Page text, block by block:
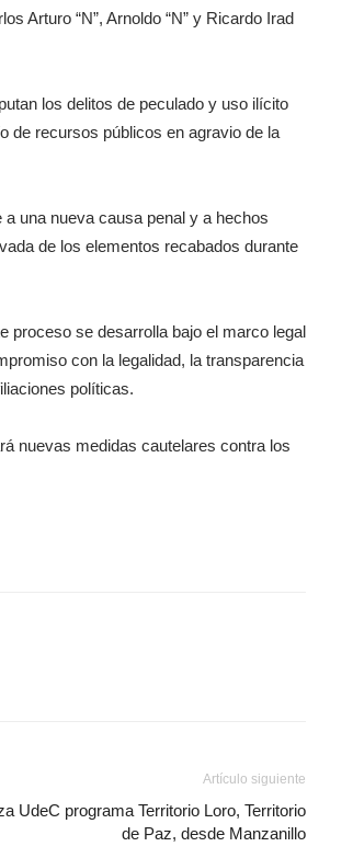
Arturo “N”, Arnoldo “N” y Ricardo Irad
los delitos de peculado y uso ilícito
de recursos públicos en agravio de la
una nueva causa penal y a hechos
de los elementos recabados durante
proceso se desarrolla bajo el marco legal
con la legalidad, la transparencia
políticas.
nuevas medidas cautelares contra los
Artículo siguiente
UdeC programa Territorio Loro, Territorio
de Paz, desde Manzanillo